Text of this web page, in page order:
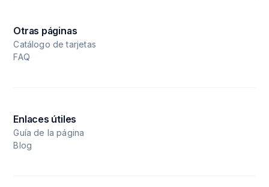
Otras páginas
Catálogo de tarjetas
FAQ
Enlaces útiles
Guía de la página
Blog